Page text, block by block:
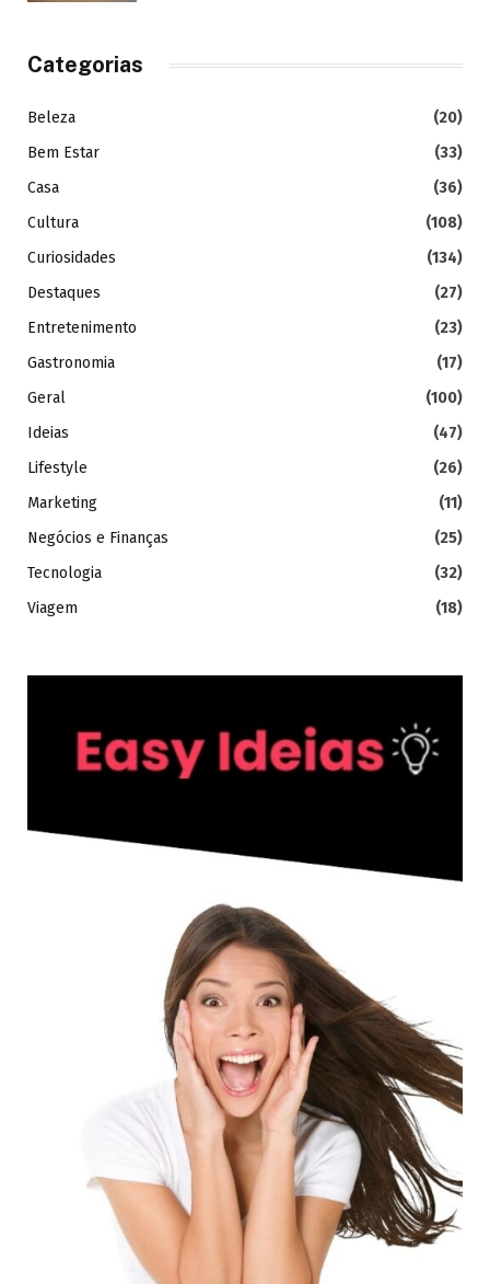
Categorias
Beleza
(20)
Bem Estar
(33)
Casa
(36)
Cultura
(108)
Curiosidades
(134)
Destaques
(27)
Entretenimento
(23)
Gastronomia
(17)
Geral
(100)
Ideias
(47)
Lifestyle
(26)
Marketing
(11)
Negócios e Finanças
(25)
Tecnologia
(32)
Viagem
(18)